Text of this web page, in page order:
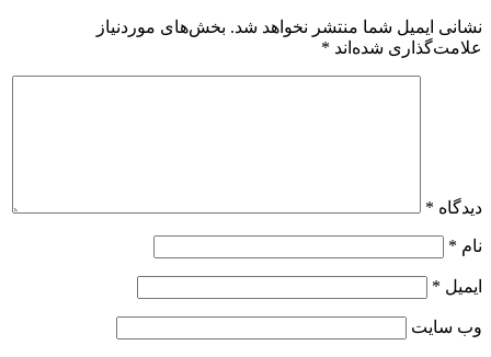
نشانی ایمیل شما منتشر نخواهد شد. بخش‌های موردنیاز
علامت‌گذاری شده‌اند *
دیدگاه *
نام *
ایمیل *
وب‌ سایت